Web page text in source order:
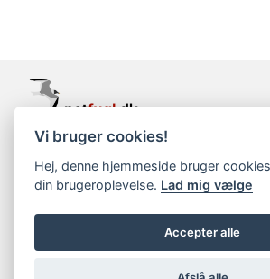
support@netfugl.dk
copyright © 2002-2023
Vi bruger cookies!
Hej, denne hjemmeside bruger
din brugeroplevelse. Lad mig vælge
Accepter alle